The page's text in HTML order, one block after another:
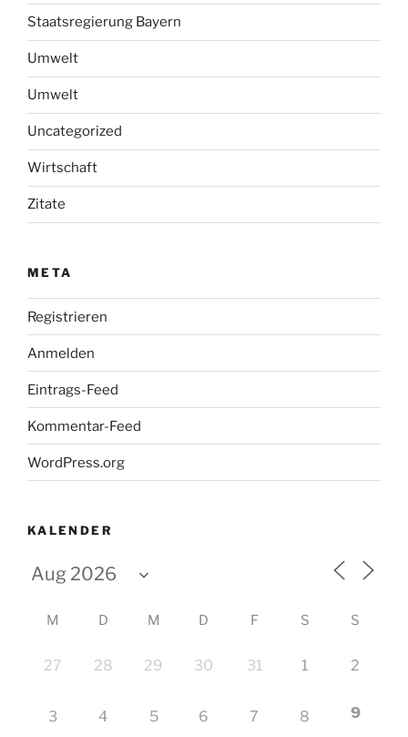
Staatsregierung Bayern
Umwelt
Umwelt
Uncategorized
Wirtschaft
Zitate
META
Registrieren
Anmelden
Eintrags-Feed
Kommentar-Feed
WordPress.org
KALENDER
M D M D F S S
27 28 29 30 31 1 2
3 4 5 6 7 8 9